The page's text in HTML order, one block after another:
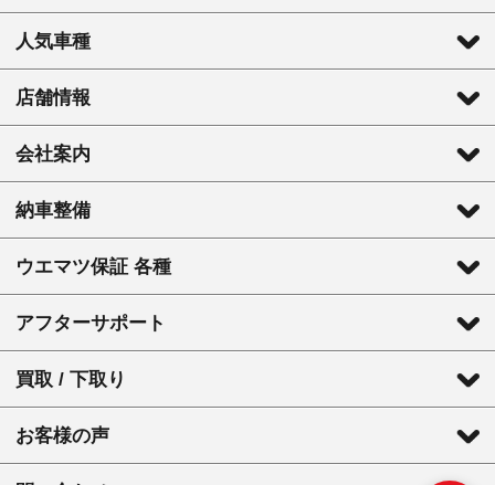
人気車種
店舗情報
会社案内
納車整備
ウエマツ保証 各種
アフターサポート
買取 / 下取り
お客様の声